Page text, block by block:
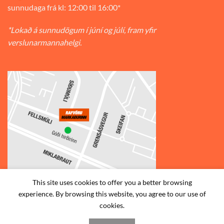
sunnudaga frá kl: 12:00 til 16:00*
*Lokað á sunnudögum í júní og júlí, fram yfir
verslunarmannahelgi.
© 2026Rafvörumarkaðurinn v/Fellsmúla | Síðumúla 34, 108
Reykjavík | S: 585-2888 |
This site uses cookies to offer you a better browsing
experience. By browsing this website, you agree to our use of
cookies.